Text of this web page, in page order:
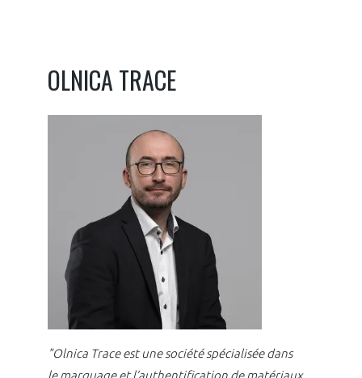
OLNICA TRACE
"Olnica Trace est une société spécialisée dans
le marquage et l’authentification de matériaux